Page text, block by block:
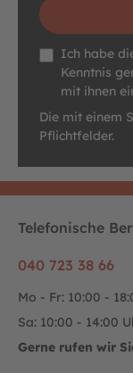
Datenschutz *
Ich habe
Kenntnis
mit ihnen
Die mit einem
Pflichtfelder.
Telefonische
040 723 38 66
Mo - Fr: 10:00 -
Sa: 10:00 - 14:00
Gerne rufen wir